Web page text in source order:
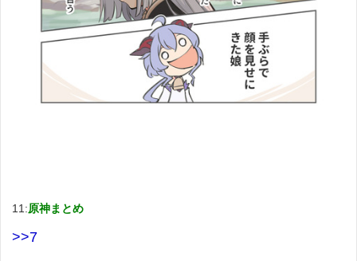
11:原神まとめ
>>7